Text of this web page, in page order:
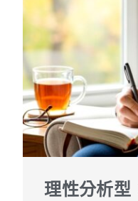
理性分析型